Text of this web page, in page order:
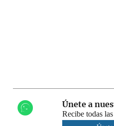
Únete a
Recibe todas